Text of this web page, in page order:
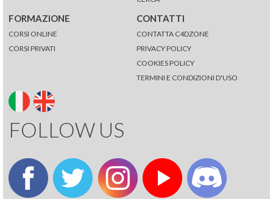
FORMAZIONE
CORSI ONLINE
CORSI PRIVATI
CONTATTI
CONTATTA C4DZONE
PRIVACY POLICY
COOKIES POLICY
TERMINI E CONDIZIONI D'USO
FOLLOW US